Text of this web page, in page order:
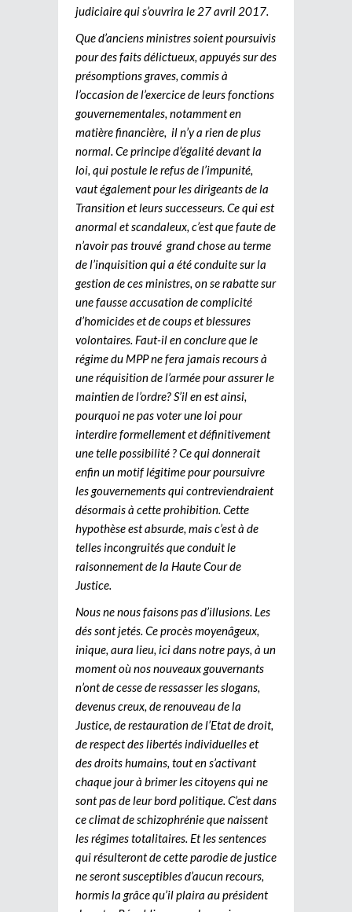
judiciaire qui s’ouvrira le 27 avril 2017.
Que d’anciens ministres soient poursuivis
pour des faits délictueux, appuyés sur des
présomptions graves, commis à
l’occasion de l’exercice de leurs fonctions
gouvernementales, notamment en
matière financière, il n’y a rien de plus
normal. Ce principe d’égalité devant la
loi, qui postule le refus de l’impunité,
vaut également pour les dirigeants de la
Transition et leurs successeurs. Ce qui est
anormal et scandaleux, c’est que faute de
n’avoir pas trouvé grand chose au terme
de l’inquisition qui a été conduite sur la
gestion de ces ministres, on se rabatte sur
une fausse accusation de complicité
d’homicides et de coups et blessures
volontaires. Faut-il en conclure que le
régime du MPP ne fera jamais recours à
une réquisition de l’armée pour assurer le
maintien de l’ordre? S’il en est ainsi,
pourquoi ne pas voter une loi pour
interdire formellement et définitivement
une telle possibilité ? Ce qui donnerait
enfin un motif légitime pour poursuivre
les gouvernements qui contreviendraient
désormais à cette prohibition. Cette
hypothèse est absurde, mais c’est à de
telles incongruités que conduit le
raisonnement de la Haute Cour de
Justice.
Nous ne nous faisons pas d’illusions. Les
dés sont jetés. Ce procès moyenâgeux,
inique, aura lieu, ici dans notre pays, à un
moment où nos nouveaux gouvernants
n’ont de cesse de ressasser les slogans,
devenus creux, de renouveau de la
Justice, de restauration de l’Etat de droit,
de respect des libertés individuelles et
des droits humains, tout en s’activant
chaque jour à brimer les citoyens qui ne
sont pas de leur bord politique. C’est dans
ce climat de schizophrénie que naissent
les régimes totalitaires. Et les sentences
qui résulteront de cette parodie de justice
ne seront susceptibles d’aucun recours,
hormis la grâce qu’il plaira au président